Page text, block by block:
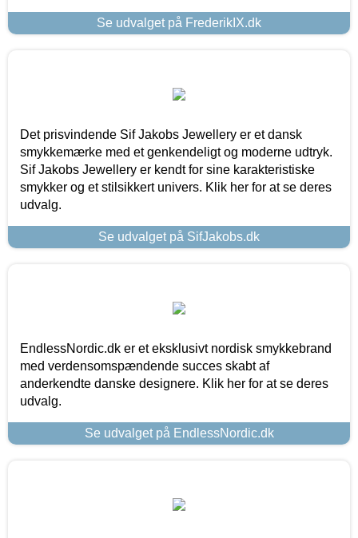
Se udvalget på FrederikIX.dk
Det prisvindende Sif Jakobs Jewellery er et dansk
smykkemærke med et genkendeligt og moderne udtryk.
Sif Jakobs Jewellery er kendt for sine karakteristiske
smykker og et stilsikkert univers. Klik her for at se deres
udvalg.
Se udvalget på SifJakobs.dk
EndlessNordic.dk er et eksklusivt nordisk smykkebrand
med verdensomspændende succes skabt af
anderkendte danske designere. Klik her for at se deres
udvalg.
Se udvalget på EndlessNordic.dk